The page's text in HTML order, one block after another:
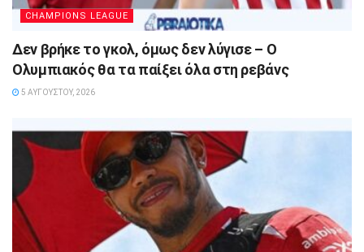
CHAMPIONS LEAGUE
Δεν βρήκε το γκολ, όμως δεν λύγισε – Ο
Ολυμπιακός θα τα παίξει όλα στη ρεβάνς
5 ΑΥΓΟΎΣΤΟΥ, 2026